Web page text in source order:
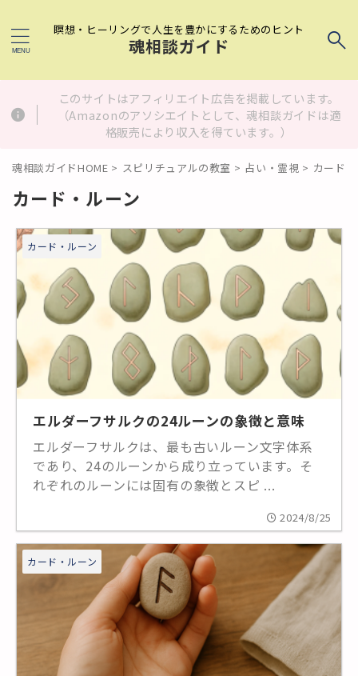
瞑想・ヒーリングで人生を豊かにするためのヒント
魂相談ガイド
このサイトはアフィリエイト広告を掲載しています。
（Amazonのアソシエイトとして、魂相談ガイドは適
格販売により収入を得ています。）
魂相談ガイドHOME > スピリチュアルの教室 > 占い・霊視 > カード
カード・ルーン
カード・ルーン
エルダーフサルクの24ルーンの象徴と意味
エルダーフサルクは、最も古いルーン文字体系
であり、24のルーンから成り立っています。そ
れぞれのルーンには固有の象徴とスピ ...
2024/8/25
カード・ルーン